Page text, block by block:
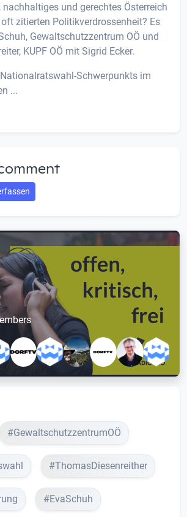
und gerechtes Österreich
zitierten Politikverdrossenheit? Es
Gewaltschutzzentrum OÖ und
KUPF OÖ mit Sigrid Ecker.
Schwerpunkts im
...
#GewaltschutzzentrumOÖ
#ThomasDiesenreither
#EvaSchuh